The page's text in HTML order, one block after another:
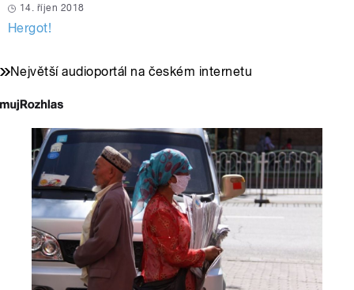
14. říjen 2018
Hergot!
Největší audioportál na českém internetu